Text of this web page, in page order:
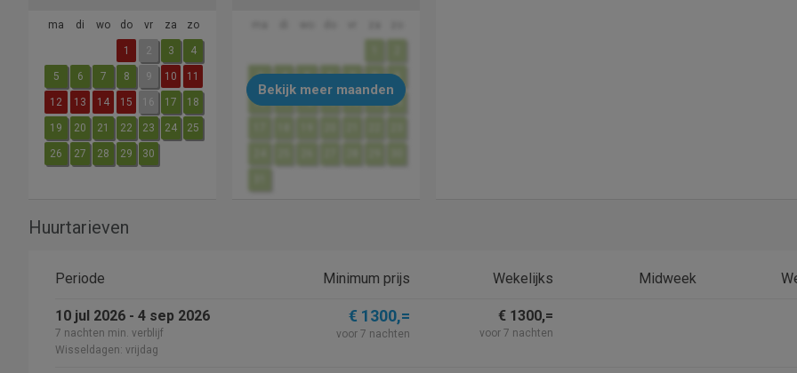
ma di wo do vr za zo
1 2 3 4
5 6 7 8 9 10 11
12 13 14 15 16 17 18
19 20 21 22 23 24 25
26 27 28 29 30
3 4 5 6 7 8 9
10 16
Bekijk meer maanden
Huurtarieven
Periode Minimum prijs Wekelijks Midweek
10 jul 2026 - 4 sep 2026
7 nachten min. verblijf
Wisseldagen: vrijdag
€ 1300,=
voor 7 nachten
€ 1300,=
voor 7 nachten